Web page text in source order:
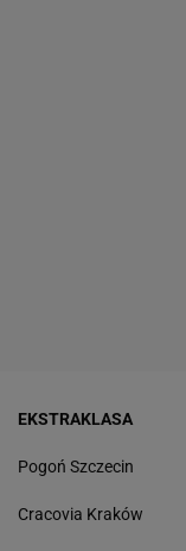
EKSTRAKLASA
Pogoń Szczecin
Cracovia Kraków